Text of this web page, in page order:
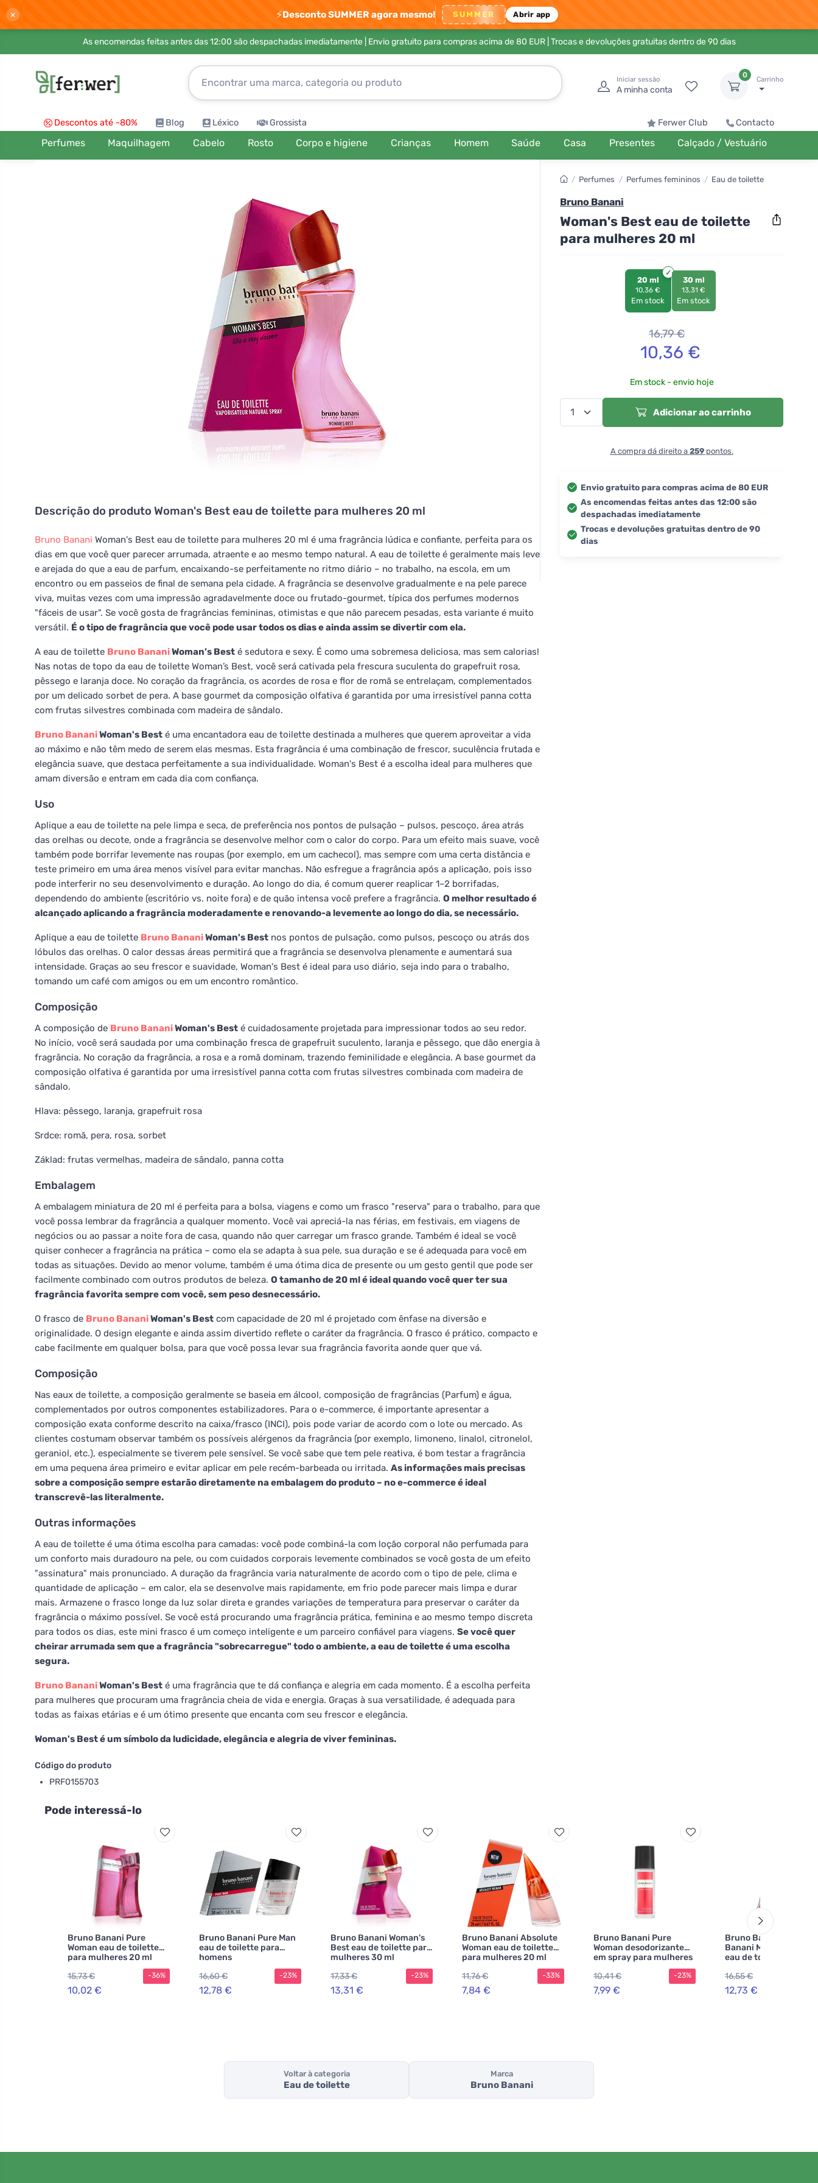
× ⚡Desconto SUMMER agora mesmo! SUMMER Abrir app
As encomendas feitas antes das 12:00 são despachadas imediatamente | Envio gratuito para compras acima de 80 EUR| Trocas e devoluções gratuitas dentro de 90 dias
Iniciar sessão
A minha conta
0
Carrinho
Descontos até -80% Blog Léxico Grossista Ferwer Club Contacto
Perfumes Maquilhagem Cabelo Rosto Corpo e higiene Crianças Homem Saúde Casa Presentes Calçado / Vestuário
Descrição do produto Woman's Best eau de toilette para mulheres 20 ml
Bruno Banani Woman's Best eau de toilette para mulheres 20 ml é uma fragrância lúdica e confiante, perfeita para os
dias em que você quer parecer arrumada, atraente e ao mesmo tempo natural. A eau de toilette é geralmente mais leve
e arejada do que a eau de parfum, encaixando-se perfeitamente no ritmo diário – no trabalho, na escola, em um
encontro ou em passeios de final de semana pela cidade. A fragrância se desenvolve gradualmente e na pele parece
viva, muitas vezes com uma impressão agradavelmente doce ou frutado-gourmet, típica dos perfumes modernos
"fáceis de usar". Se você gosta de fragrâncias femininas, otimistas e que não parecem pesadas, esta variante é muito
versátil. É o tipo de fragrância que você pode usar todos os dias e ainda assim se divertir com ela.
A eau de toilette Bruno BananiWoman’s Best é sedutora e sexy. É como uma sobremesa deliciosa, mas sem calorias!
Nas notas de topo da eau de toilette Woman’s Best, você será cativada pela frescura suculenta do grapefruit rosa,
pêssego e laranja doce. No coração da fragrância, os acordes de rosa e flor de romã se entrelaçam, complementados
por um delicado sorbet de pera. A base gourmet da composição olfativa é garantida por uma irresistível panna cotta
com frutas silvestres combinada com madeira de sândalo.
Bruno BananiWoman's Best é uma encantadora eau de toilette destinada a mulheres que querem aproveitar a vida
ao máximo e não têm medo de serem elas mesmas. Esta fragrância é uma combinação de frescor, suculência frutada e
elegância suave, que destaca perfeitamente a sua individualidade. Woman's Best é a escolha ideal para mulheres que
amam diversão e entram em cada dia com confiança.
Uso
Aplique a eau de toilette na pele limpa e seca, de preferência nos pontos de pulsação – pulsos, pescoço, área atrás
das orelhas ou decote, onde a fragrância se desenvolve melhor com o calor do corpo. Para um efeito mais suave, você
também pode borrifar levemente nas roupas (por exemplo, em um cachecol), mas sempre com uma certa distância e
teste primeiro em uma área menos visível para evitar manchas. Não esfregue a fragrância após a aplicação, pois isso
pode interferir no seu desenvolvimento e duração. Ao longo do dia, é comum querer reaplicar 1–2 borrifadas,
dependendo do ambiente (escritório vs. noite fora) e de quão intensa você prefere a fragrância. O melhor resultado é
alcançado aplicando a fragrância moderadamente e renovando-a levemente ao longo do dia, se necessário.
Aplique a eau de toilette Bruno BananiWoman's Best nos pontos de pulsação, como pulsos, pescoço ou atrás dos
lóbulos das orelhas. O calor dessas áreas permitirá que a fragrância se desenvolva plenamente e aumentará sua
intensidade. Graças ao seu frescor e suavidade, Woman's Best é ideal para uso diário, seja indo para o trabalho,
tomando um café com amigos ou em um encontro romântico.
Composição
A composição de Bruno BananiWoman's Best é cuidadosamente projetada para impressionar todos ao seu redor.
No início, você será saudada por uma combinação fresca de grapefruit suculento, laranja e pêssego, que dão energia à
fragrância. No coração da fragrância, a rosa e a romã dominam, trazendo feminilidade e elegância. A base gourmet da
composição olfativa é garantida por uma irresistível panna cotta com frutas silvestres combinada com madeira de
sândalo.
Hlava: pêssego, laranja, grapefruit rosa
Srdce: romã, pera, rosa, sorbet
Základ: frutas vermelhas, madeira de sândalo, panna cotta
Embalagem
A embalagem miniatura de 20 ml é perfeita para a bolsa, viagens e como um frasco "reserva" para o trabalho, para que
você possa lembrar da fragrância a qualquer momento. Você vai apreciá-la nas férias, em festivais, em viagens de
negócios ou ao passar a noite fora de casa, quando não quer carregar um frasco grande. Também é ideal se você
quiser conhecer a fragrância na prática – como ela se adapta à sua pele, sua duração e se é adequada para você em
todas as situações. Devido ao menor volume, também é uma ótima dica de presente ou um gesto gentil que pode ser
facilmente combinado com outros produtos de beleza. O tamanho de 20 ml é ideal quando você quer ter sua
fragrância favorita sempre com você, sem peso desnecessário.
O frasco de Bruno BananiWoman's Best com capacidade de 20 ml é projetado com ênfase na diversão e
originalidade. O design elegante e ainda assim divertido reflete o caráter da fragrância. O frasco é prático, compacto e
cabe facilmente em qualquer bolsa, para que você possa levar sua fragrância favorita aonde quer que vá.
Composição
Nas eaux de toilette, a composição geralmente se baseia em álcool, composição de fragrâncias (Parfum) e água,
complementados por outros componentes estabilizadores. Para o e-commerce, é importante apresentar a
composição exata conforme descrito na caixa/frasco (INCI), pois pode variar de acordo com o lote ou mercado. As
clientes costumam observar também os possíveis alérgenos da fragrância (por exemplo, limoneno, linalol, citronelol,
geraniol, etc.), especialmente se tiverem pele sensível. Se você sabe que tem pele reativa, é bom testar a fragrância
em uma pequena área primeiro e evitar aplicar em pele recém-barbeada ou irritada. As informações mais precisas
sobre a composição sempre estarão diretamente na embalagem do produto – no e-commerce é ideal
transcrevê-las literalmente.
Outras informações
A eau de toilette é uma ótima escolha para camadas: você pode combiná-la com loção corporal não perfumada para
um conforto mais duradouro na pele, ou com cuidados corporais levemente combinados se você gosta de um efeito
"assinatura" mais pronunciado. A duração da fragrância varia naturalmente de acordo com o tipo de pele, clima e
quantidade de aplicação – em calor, ela se desenvolve mais rapidamente, em frio pode parecer mais limpa e durar
mais. Armazene o frasco longe da luz solar direta e grandes variações de temperatura para preservar o caráter da
fragrância o máximo possível. Se você está procurando uma fragrância prática, feminina e ao mesmo tempo discreta
para todos os dias, este mini frasco é um começo inteligente e um parceiro confiável para viagens. Se você quer
cheirar arrumada sem que a fragrância "sobrecarregue" todo o ambiente, a eau de toilette é uma escolha
segura.
Bruno BananiWoman's Best é uma fragrância que te dá confiança e alegria em cada momento. É a escolha perfeita
para mulheres que procuram uma fragrância cheia de vida e energia. Graças à sua versatilidade, é adequada para
todas as faixas etárias e é um ótimo presente que encanta com seu frescor e elegância.
Woman's Best é um símbolo da ludicidade, elegância e alegria de viver femininas.
Código do produto
PRF0155703
/ Perfumes / Perfumes femininos / Eau de toilette
Bruno Banani
Woman's Best eau de toilette
para mulheres 20 ml
20 ml
10,36 €
Em stock
30 ml
13,31 €
Em stock
16,79€
10,36 €
Em stock - envio hoje
Adicionar ao carrinho
A compra dá direito a 259pontos.
Envio gratuito para compras acima de 80 EUR
As encomendas feitas antes das 12:00 são
despachadas imediatamente
Trocas e devoluções gratuitas dentro de 90
dias
Pode interessá-lo
Bruno Banani Pure
Woman eau de toilette
para mulheres 20 ml
15,73 €
10,02 €
-36%
Bruno Banani Pure Man
eau de toilette para
homens
16,60 €
12,78 €
-23%
Bruno Banani Woman's
Best eau de toilette para
mulheres 30 ml
17,33 €
13,31 €
-23%
Bruno Banani Absolute
Woman eau de toilette
para mulheres 20 ml
11,76 €
7,84 €
-33%
Bruno Banani Pure
Woman desodorizante
em spray para mulheres
10,41 €
7,99 €
-23%
Bruno Banani Bruno
Banani Magnetic
eau de toilette para
16,55 €
12,73 €
Voltar à categoria
Eau de toilette
Marca
Bruno Banani